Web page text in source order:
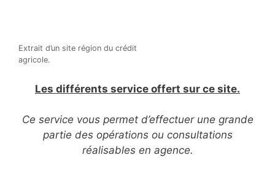
Extrait d’un site région du crédit
agricole.
Les différents service offert sur ce site.
Ce service vous permet d’effectuer une grande
partie des opérations ou consultations
réalisables en agence.